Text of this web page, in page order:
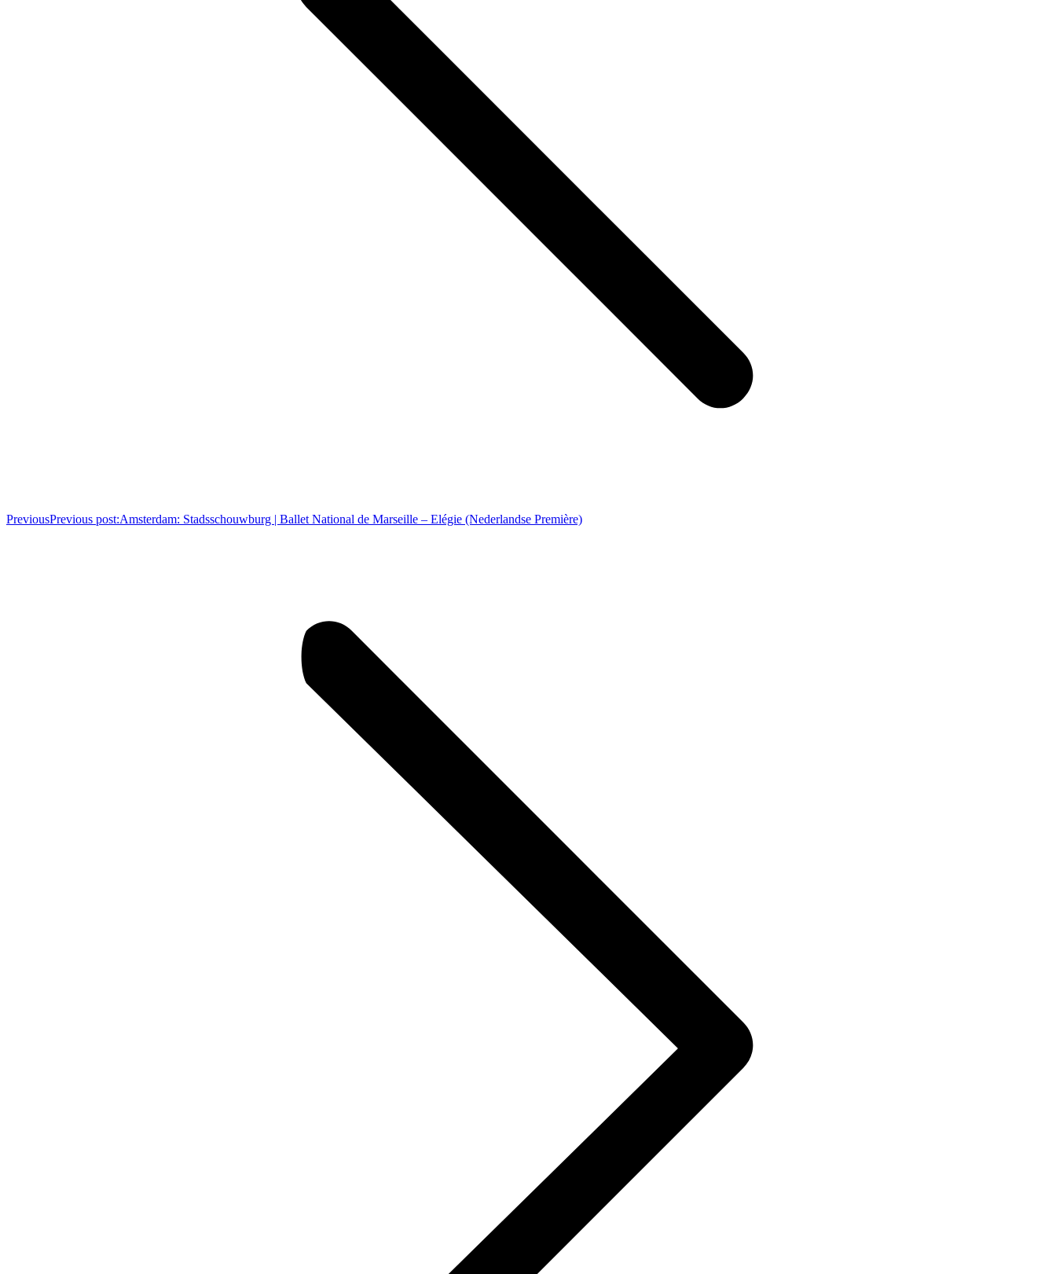
PreviousPrevious post:Amsterdam: Stadsschouwburg | Ballet National de Marseille – Elégie (Nederlandse Première)